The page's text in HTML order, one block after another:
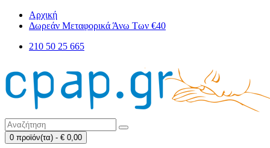
Αρχική
Δωρεάν Μεταφορικά Άνω Των €40
210 50 25 665
0 προϊόν(τα) - € 0,00